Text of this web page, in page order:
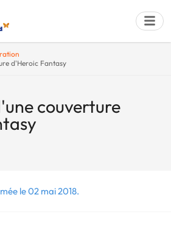
d'Heroic Fantasy
couverture
le 02 mai 2018.